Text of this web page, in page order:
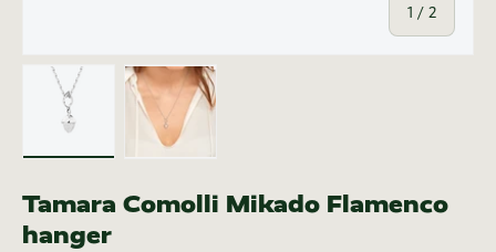
1 / van
2
Tamara Comolli Mikado Flamenco
hanger